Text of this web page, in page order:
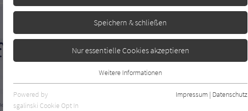
Speichern & schließen
Nur essentielle Cookies akzeptieren
Essentielle Cookies werden für grundlegende Funktionen der Webseite
benötigt. Dadurch ist gewährleistet, dass die Webseite einwandfrei
Weitere Informationen
Powered by
sgalinski Cookie Opt In
Impressum | Datenschutz